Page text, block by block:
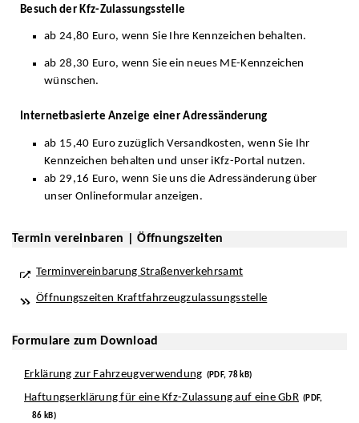
Besuch der Kfz-Zulassungsstelle
ab 24,80 Euro, wenn Sie Ihre Kennzeichen behalten.
ab 28,30 Euro, wenn Sie ein neues ME-Kennzeichen
wünschen.
Internetbasierte Anzeige einer Adressänderung
ab 15,40 Euro zuzüglich Versandkosten, wenn Sie Ihr
Kennzeichen behalten und unser iKfz-Portal nutzen.
ab 29,16 Euro, wenn Sie uns die Adressänderung über
unser Onlineformular anzeigen.
Termin vereinbaren | Öffnungszeiten
Terminvereinbarung Straßenverkehrsamt
Öffnungszeiten Kraftfahrzeugzulassungsstelle
Formulare zum Download
Erklärung zur Fahrzeugverwendung (PDF, 78 kB)
Haftungserklärung für eine Kfz-Zulassung auf eine GbR (PDF,
86 kB)